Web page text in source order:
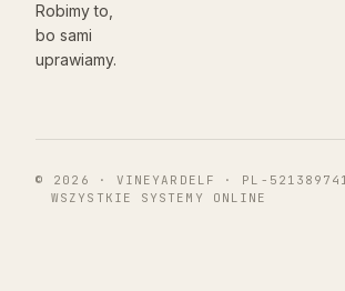
Robimy to,
bo sami
uprawiamy.
© 2026 · VINEYARDELF · PL-
WSZYSTKIE SYSTEMY ONLINE